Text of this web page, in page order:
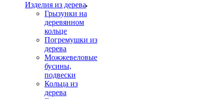
Изделия из дерева
Грызунки на
деревянном
кольце
Погремушки из
дерева
Можжевеловые
бусины,
подвески
Кольца из
дерева